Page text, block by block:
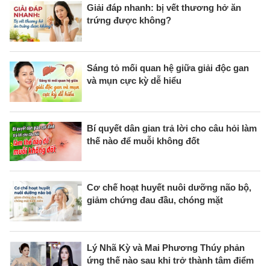
Giải đáp nhanh: bị vết thương hở ăn
trứng được không?
Sáng tỏ mối quan hệ giữa giải độc gan
và mụn cực kỳ dễ hiểu
Bí quyết dân gian trả lời cho câu hỏi làm
thế nào để muỗi không đốt
Cơ chế hoạt huyết nuôi dưỡng não bộ,
giảm chứng đau đầu, chóng mặt
Lý Nhã Kỳ và Mai Phương Thúy phản
ứng thế nào sau khi trở thành tâm điểm